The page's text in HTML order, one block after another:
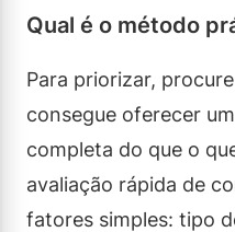
Qual é o método
Para priorizar,
consegue oferecer
completa do que o
avaliação rápida de
fatores simples: tipo